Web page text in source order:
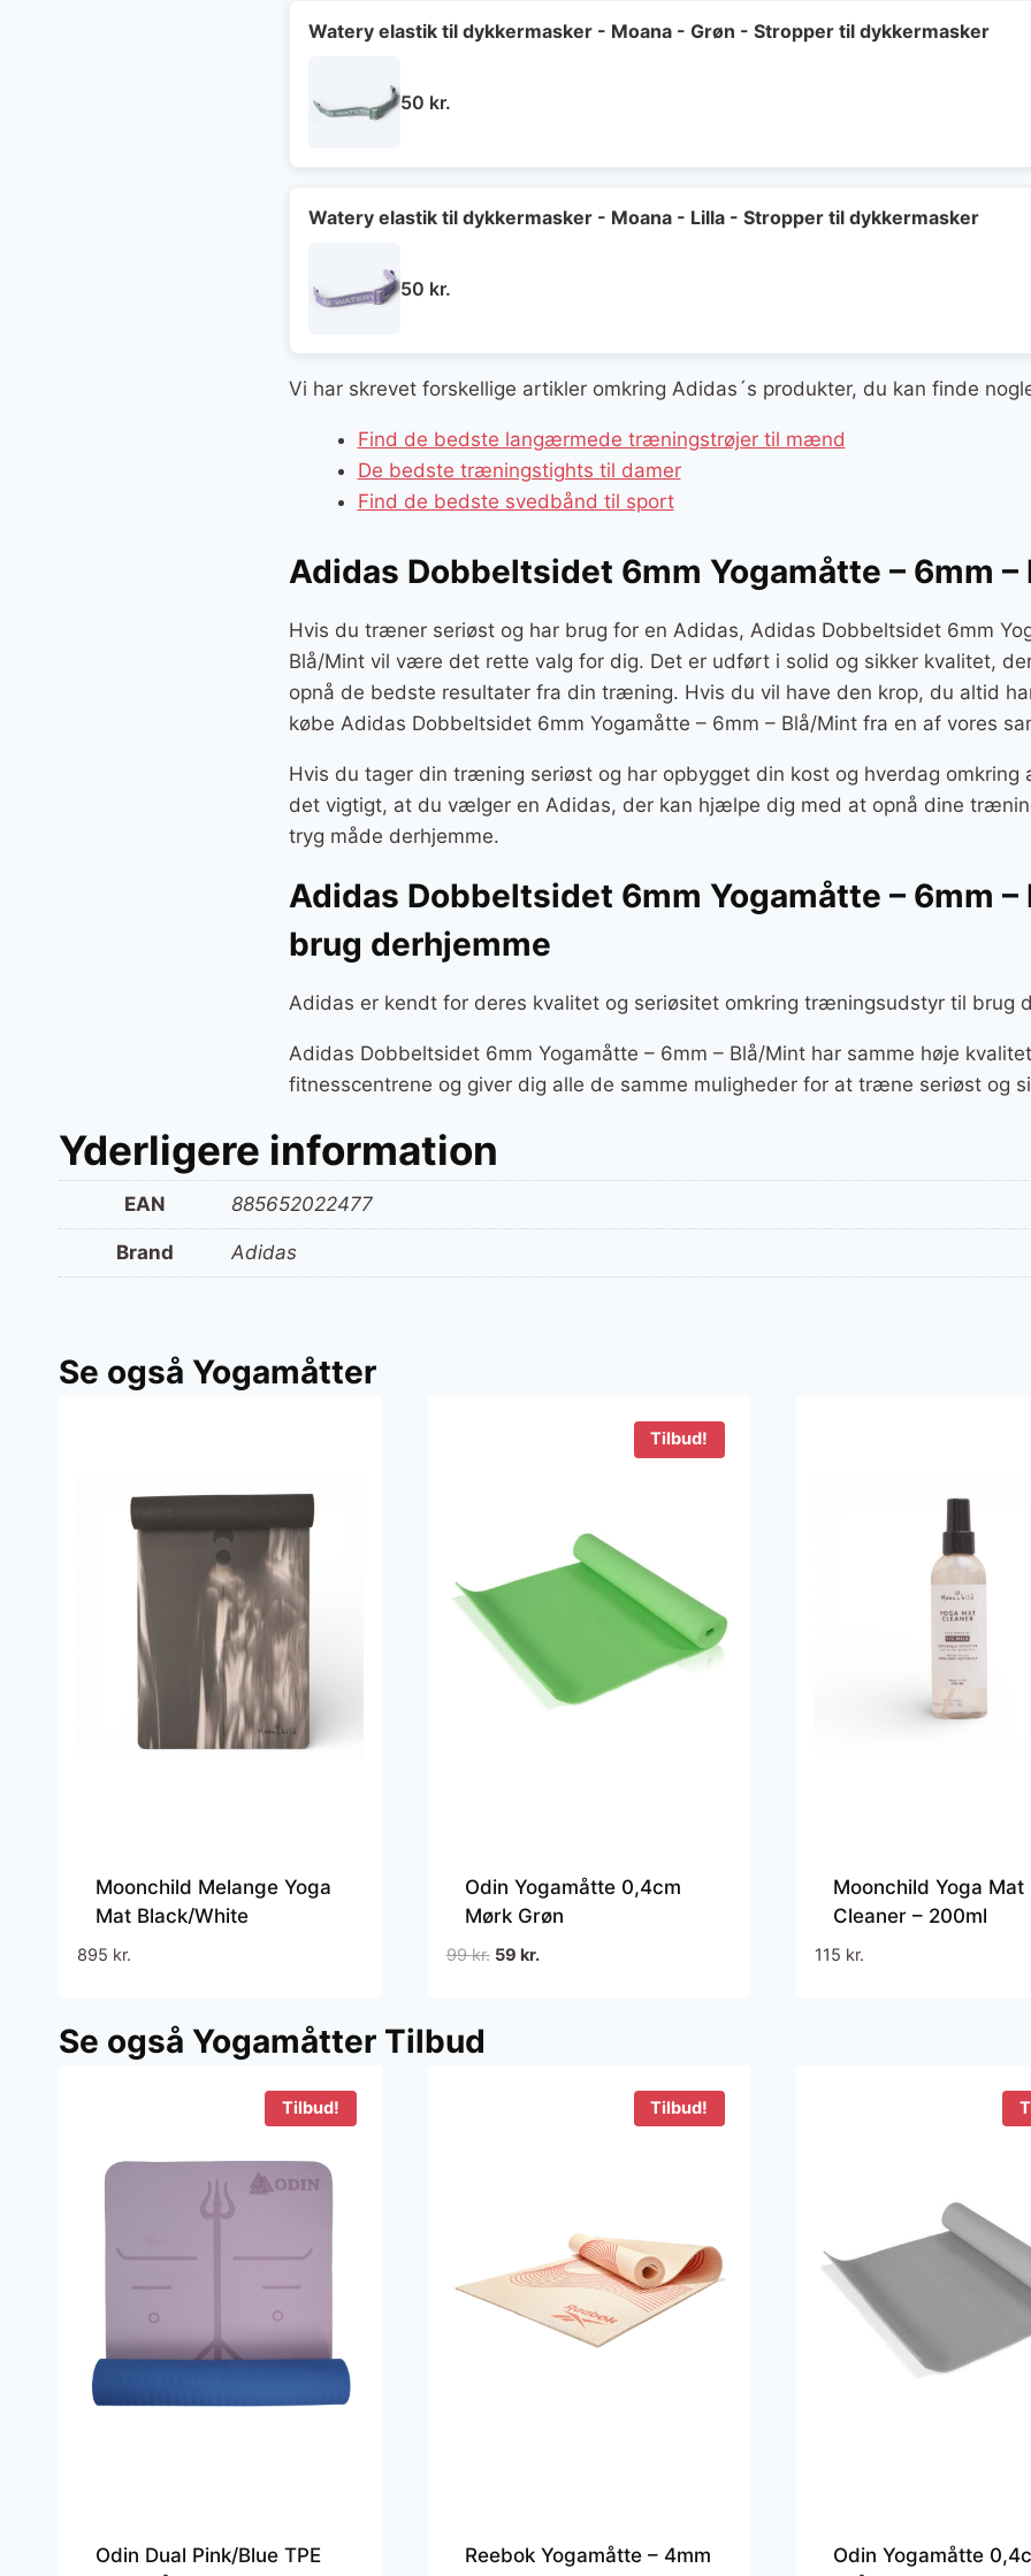
599 kr..299 kr..
Watery elastik til dykkermasker - Moana - Grøn - Stropper til dykkermasker
50 kr.
Watery elastik til dykkermasker - Moana - Lilla - Stropper til dykkermasker
50 kr.
Vi har skrevet forskellige artikler omkring Adidas´s produkter, du kan finde
Find de bedste langærmede træningstrøjer til mænd
De bedste træningstights til damer
Find de bedste svedbånd til sport
Adidas Dobbeltsidet 6mm Yogamåtte – 6mm
Hvis du træner seriøst og har brug for en Adidas, Adidas Dobbeltsidet 6mm
Blå/Mint vil være det rette valg for dig. Det er udført i solid og sikker kvalitet,
opnå de bedste resultater fra din træning. Hvis du vil have den krop, du altid
købe Adidas Dobbeltsidet 6mm Yogamåtte – 6mm – Blå/Mint fra en af vores
Hvis du tager din træning seriøst og har opbygget din kost og hverdag omkring
det vigtigt, at du vælger en Adidas, der kan hjælpe dig med at opnå dine
tryg måde derhjemme.
Adidas Dobbeltsidet 6mm Yogamåtte – 6mm
brug derhjemme
Adidas er kendt for deres kvalitet og seriøsitet omkring træningsudstyr til brug
Adidas Dobbeltsidet 6mm Yogamåtte – 6mm – Blå/Mint har samme høje
fitnesscentrene og giver dig alle de samme muligheder for at træne seriøst og
Yderligere information
EAN 885652022477
Brand Adidas
Se også Yogamåtter
Moonchild Melange Yoga
Mat Black/White
895 kr.
Tilbud!
Odin Yogamåtte 0,4cm
Mørk Grøn
99kr. Den
59 kr.Den
Moonchild Yoga Mat
Cleaner – 200ml
115 kr.
Se også Yogamåtter Tilbud
Tilbud!
Odin Dual Pink/Blue TPE
Tilbud!
Reebok Yogamåtte – 4mm
Odin Yogamåtte